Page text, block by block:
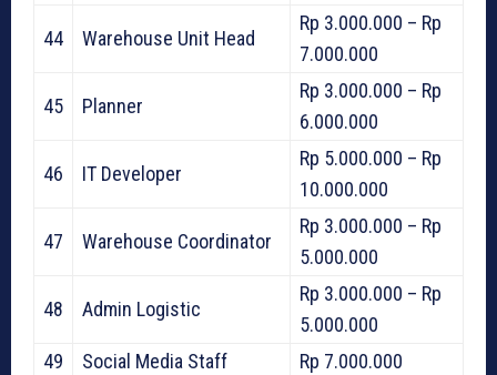
44 Warehouse Unit Head
Rp 3.000.000 – Rp
7.000.000
45 Planner
Rp 3.000.000 – Rp
6.000.000
46 IT Developer
Rp 5.000.000 – Rp
10.000.000
47 Warehouse Coordinator
Rp 3.000.000 – Rp
5.000.000
48 Admin Logistic
Rp 3.000.000 – Rp
5.000.000
49
Social Media Staff
Rp 7.000.000